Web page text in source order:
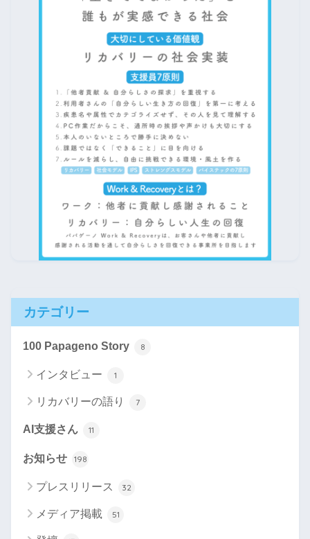
カテゴリー
100 Papageno Story 8
インタビュー 1
リカバリーの語り 7
AI支援さん 11
お知らせ 198
プレスリリース 32
メディア掲載 51